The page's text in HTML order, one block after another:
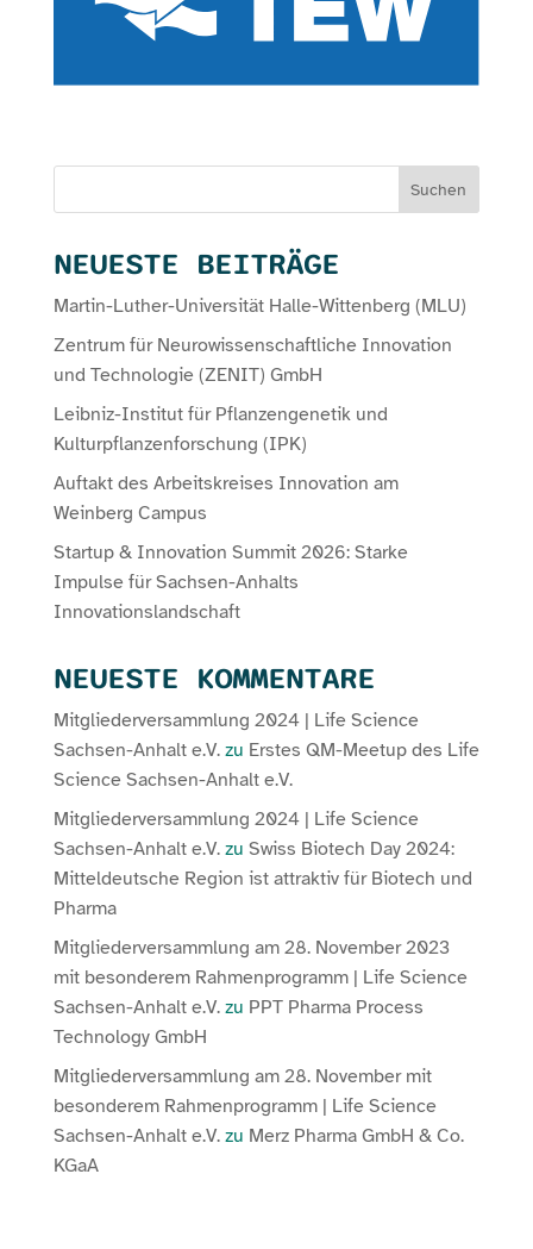
Suchen
NEUESTE BEITRÄGE
Martin-Luther-Universität Halle-Wittenberg (MLU)
Zentrum für Neurowissenschaftliche Innovation
und Technologie (ZENIT) GmbH
Leibniz-Institut für Pflanzengenetik und
Kulturpflanzenforschung (IPK)
Auftakt des Arbeitskreises Innovation am
Weinberg Campus
Startup & Innovation Summit 2026: Starke
Impulse für Sachsen-Anhalts
Innovationslandschaft
NEUESTE KOMMENTARE
Mitgliederversammlung 2024 | Life Science
Sachsen-Anhalt e.V.zu Erstes QM-Meetup des Life
Science Sachsen-Anhalt e.V.
Mitgliederversammlung 2024 | Life Science
Sachsen-Anhalt e.V.zu Swiss Biotech Day 2024:
Mitteldeutsche Region ist attraktiv für Biotech und
Pharma
Mitgliederversammlung am 28. November 2023
mit besonderem Rahmenprogramm | Life Science
Sachsen-Anhalt e.V.zu PPT Pharma Process
Technology GmbH
Mitgliederversammlung am 28. November mit
besonderem Rahmenprogramm | Life Science
Sachsen-Anhalt e.V.zu Merz Pharma GmbH & Co.
KGaA